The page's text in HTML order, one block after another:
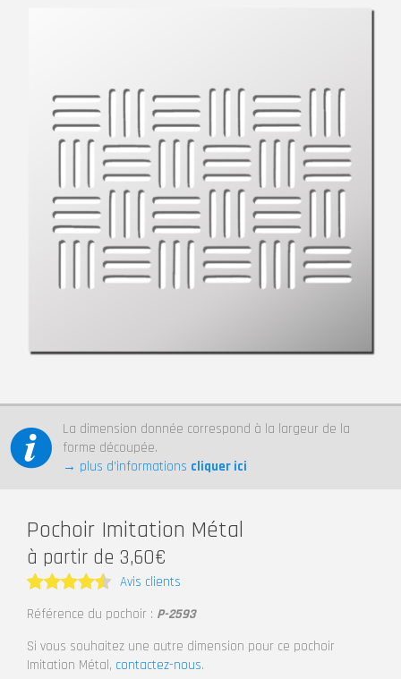
La dimension donnée correspond à la largeur de la
forme découpée.
→ plus d’informations cliquer ici
Pochoir Imitation Métal
à partir de 3,60€
Note4.5
Avis clients
Référence du pochoir : P-2593
Si vous souhaitez une autre dimension pour ce pochoir
Imitation Métal, contactez-nous.